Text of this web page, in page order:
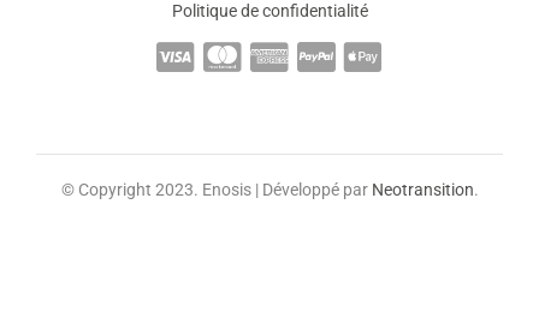
Politique de confidentialité
© Copyright 2023. Enosis | Développé par Neotransition.